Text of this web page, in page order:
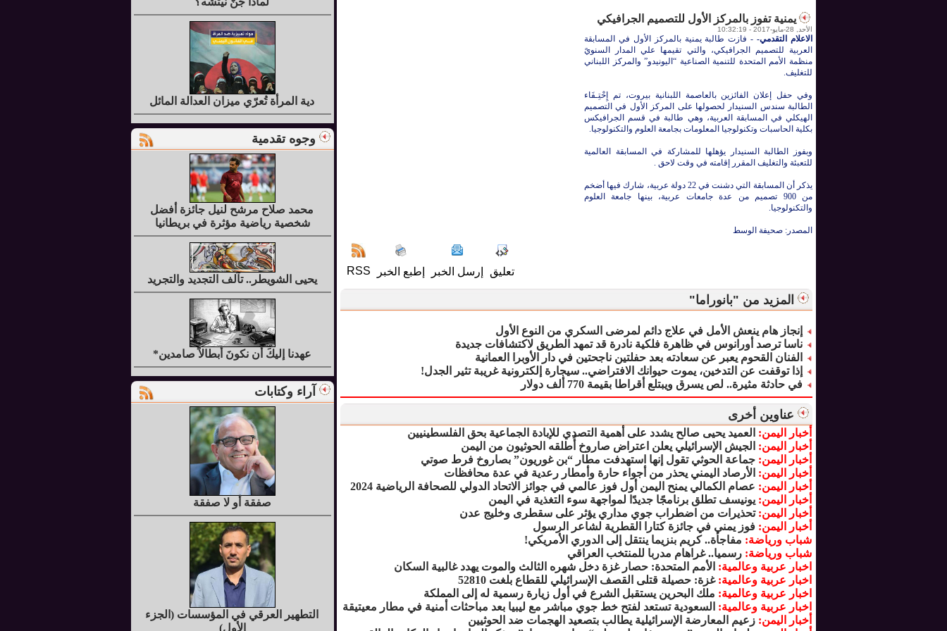
يمنية تفوز بالمركز الأول للتصميم الجرافيكي
الأحد, 28-مايو-2017 - 10:32:19
الاعلام التقدمي-- فازت طالبة يمنية بالمركز الأول في المسابقة
العربية للتصميم الجرافيكي، والتي تقيمها علي المدار السنويً
منظمة الأمم المتحدة للتنمية الصناعية “اليونيدو” والمركز اللبناني
للتغليف.
وفي حفل إعلان الفائزين بالعاصمة اللبنانية بيروت، تم إِحْتِـفَاء
الطالبة سندس السنيدار لحصولها على المركز الأول في التصميم
الهيكلي في المسابقة العربية، وهي طالبة في قسم الجرافيكس
بكلية الحاسبات وتكنولوجيا المعلومات بجامعة العلوم والتكنولوجيا.
وبفوز الطالبة السنيدار يؤهلها للمشاركة في المسابقة العالمية
للتعبئة والتغليف المقرر إقامته في وقت لاحق .
يذكر أن المسابقة التي دشنت في 22 دولة عربية، شارك فيها أضخم
من 900 تصميم من عدة جامعات عربية، بينها جامعة العلوم
والتكنولوجيا.
المصدر: صحيفة الوسط
تعليق إرسل الخبر إطبع الخبر RSS
المزيد من "بانوراما"
إنجاز هام ينعش الأمل في علاج دائم لمرضى السكري من النوع الأول
ناسا ترصد أورانوس في ظاهرة فلكية نادرة قد تمهد الطريق لاكتشافات جديدة
الفنان القحوم يعبر عن سعادته بعد حفلتين ناجحتين في دار الأوبرا العمانية
إذا توقفت عن التدخين، يموت حيوانك الافتراضي.. سيجارة إلكترونية غريبة تثير الجدل!
في حادثة مثيرة.. لص يسرق ويبتلع أقراطا بقيمة 770 ألف دولار
عناوين أخرى
أخبار اليمن: العميد يحيى صالح يشدد على أهمية التصدي للإبادة الجماعية بحق الفلسطينيين
أخبار اليمن: الجيش الإسرائيلي يعلن اعتراض صاروخ أُطلقه الحوثيون من اليمن
أخبار اليمن:جماعة الحوثي تقول إنها استهدفت مطار “بن غوريون” بصاروخ فرط صوتي
أخبار اليمن: الأرصاد اليمني يحذر من أجواء حارة وأمطار رعدية في عدة محافظات
أخبار اليمن: عصام الكمالي يمنح اليمن أول فوز عالمي في جوائز الاتحاد الدولي للصحافة الرياضية 2024
أخبار اليمن:يونيسف تطلق برنامجًا جديدًا لمواجهة سوء التغذية في اليمن
أخبار اليمن:تحذيرات من اضطراب جوي مداري يؤثر على سقطرى وخليج عدن
أخبار اليمن:فوز يمني في جائزة كتارا القطرية لشاعر الرسول
شباب ورياضة: مفاجأة.. كريم بنزيما ينتقل إلى الدوري الأمريكي!
شباب ورياضة:رسميا.. غراهام مدربا للمنتخب العراقي
اخبار عربية وعالمية: الأمم المتحدة: حصار غزة دخل شهره الثالث والموت يهدد غالبية السكان
اخبار عربية وعالمية:غزة: حصيلة قتلى القصف الإسرائيلي للقطاع بلغت 52810
اخبار عربية وعالمية: ملك البحرين يستقبل الشرع في أول زيارة رسمية له إلى المملكة
اخبار عربية وعالمية: السعودية تستعد لفتح خط جوي مباشر مع ليبيا بعد مباحثات أمنية في مطار معيتيقة
أخبار اليمن:زعيم المعارضة الإسرائيلية يطالب بتصعيد الهجمات ضد الحوثيين
دية المرأة تُعرّي ميزان العدالة المائل
وجوه تقدمية
محمد صلاح مرشح لنيل جائزة أفضل
شخصية رياضية مؤثرة في بريطانيا
يحيى الشويطر.. تآلف التجديد والتجريد
عهدنا إليكَ أن نكونَ أبطالاً صامدين*
آراء وكتابات
صفقة أو لا صفقة
التطهير العرقي في المؤسسات (الجزء
الأول)